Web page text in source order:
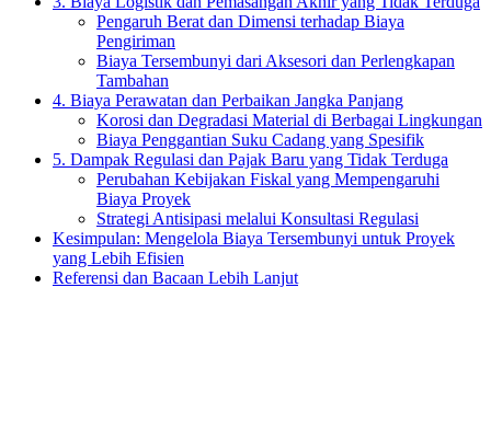
Pengaruh Berat dan Dimensi terhadap Biaya
Pengiriman
Biaya Tersembunyi dari Aksesori dan Perlengkapan
Tambahan
4. Biaya Perawatan dan Perbaikan Jangka Panjang
Korosi dan Degradasi Material di Berbagai Lingkungan
Biaya Penggantian Suku Cadang yang Spesifik
5. Dampak Regulasi dan Pajak Baru yang Tidak Terduga
Perubahan Kebijakan Fiskal yang Mempengaruhi
Biaya Proyek
Strategi Antisipasi melalui Konsultasi Regulasi
Kesimpulan: Mengelola Biaya Tersembunyi untuk Proyek
yang Lebih Efisien
Referensi dan Bacaan Lebih Lanjut